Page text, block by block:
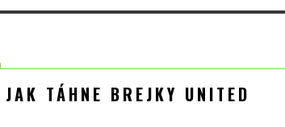
TÁHNE BREJKY UNITED